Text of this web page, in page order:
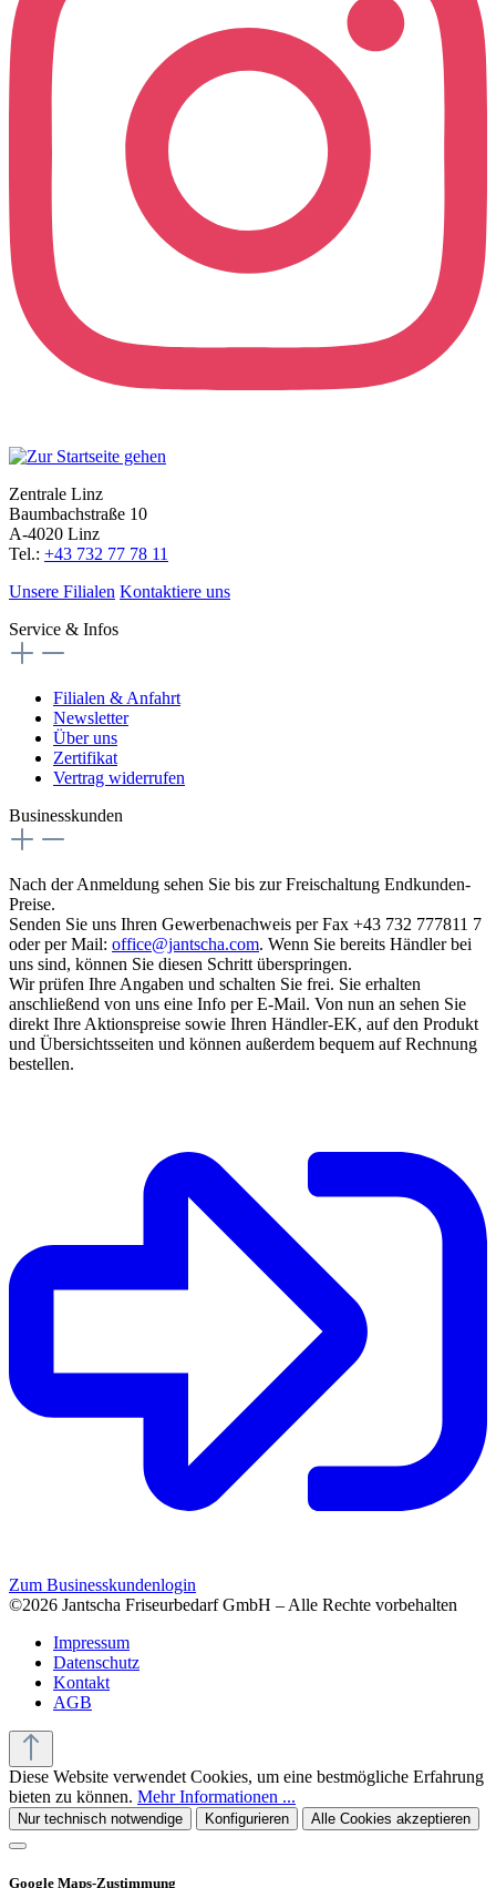
Zentrale Linz
Baumbachstraße 10
A-4020 Linz
Tel.: +43 732 77 78 11
Unsere Filialen Kontaktiere uns
Service & Infos
Filialen & Anfahrt
Newsletter
Über uns
Zertifikat
Vertrag widerrufen
Businesskunden
Nach der Anmeldung sehen Sie bis zur Freischaltung Endkunden-
Preise.
Senden Sie uns Ihren Gewerbenachweis per Fax +43 732 777811 7
oder per Mail: office@jantscha.com. Wenn Sie bereits Händler bei
uns sind, können Sie diesen Schritt überspringen.
Wir prüfen Ihre Angaben und schalten Sie frei. Sie erhalten
anschließend von uns eine Info per E-Mail. Von nun an sehen Sie
direkt Ihre Aktionspreise sowie Ihren Händler-EK, auf den Produkt
und Übersichtsseiten und können außerdem bequem auf Rechnung
bestellen.
Zum Businesskundenlogin
©2026 Jantscha Friseurbedarf GmbH – Alle Rechte vorbehalten
Impressum
Datenschutz
Kontakt
AGB
Diese Website verwendet Cookies, um eine bestmögliche Erfahrung
bieten zu können. Mehr Informationen ...
Nur technisch notwendige Konfigurieren Alle Cookies akzeptieren
Google Maps-Zustimmung